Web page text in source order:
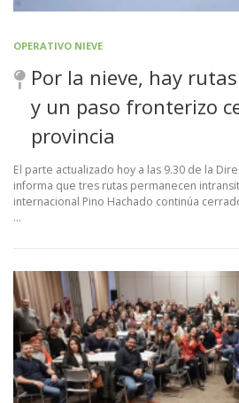
OPERATIVO NIEVE
Por la nieve, hay
y un paso fronterizo
provincia
El parte actualizado hoy a las 9.30 de la
informa que tres rutas permanecen
internacional Pino Hachado continúa
…